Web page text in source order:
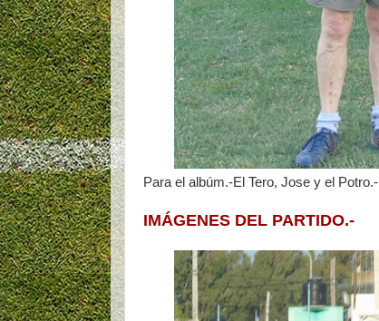
Para el albúm.-El Tero, Jose y el Potro.-
IMÁGENES DEL PARTIDO.-